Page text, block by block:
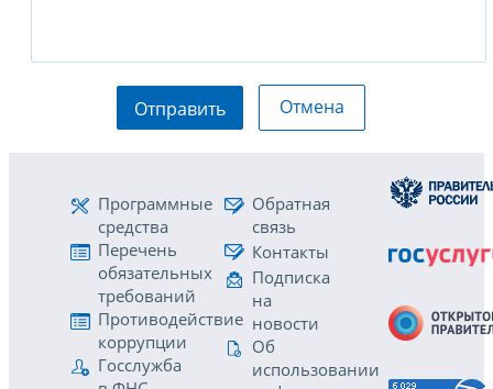
Отправить Отмена
Программные
средства
Перечень
обязательных
требований
Противодействие
коррупции
Госслужба
Обратная
связь
Контакты
Подписка
на
новости
Об
использовании